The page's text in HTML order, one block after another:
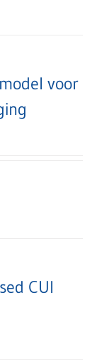
voor
CUI